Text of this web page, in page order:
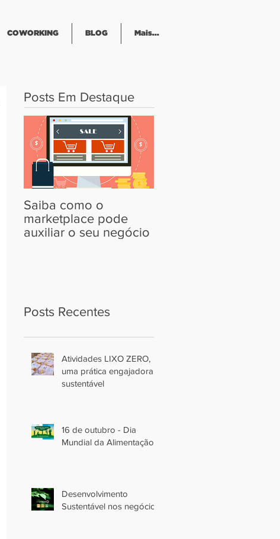
COWORKING BLOG Mais...
Posts Em Destaque
Saiba como o
marketplace pode
auxiliar o seu negócio
Posts Recentes
Atividades LIXO ZERO,
uma prática engajadora e
sustentável
16 de outubro - Dia
Mundial da Alimentação
Desenvolvimento
Sustentável nos negócios